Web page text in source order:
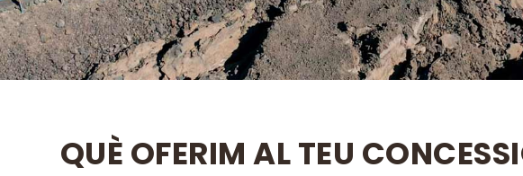
QUÈ OFERIM AL TEU